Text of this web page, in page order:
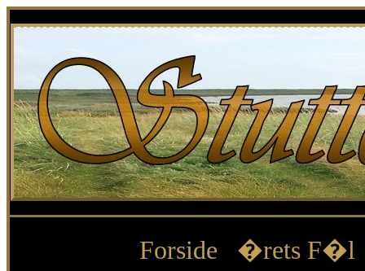
Forside
�rets F�l